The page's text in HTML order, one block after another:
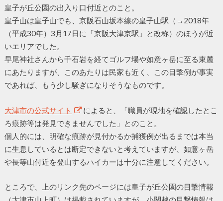
皇子が丘公園の出入り口付近とのこと。
皇子山は皇子山でも、京阪石山坂本線の皇子山駅（→2018年
（平成30年）3月17日に「京阪大津京駅」と改称）のほうが近
いエリアでした。
早尾神社さんから千石岩を経てゴルフ場や如意ヶ岳に至る東麓
にあたりますが、このあたりは民家も近く、この目撃例が事実
であれば、もう少し騒ぎになりそうなものです。
大津市の公式サイト
によると、「職員が現地を確認したとこ
ろ痕跡等は発見できませんでした」とのこと。
個人的には、明確な痕跡が見付かるか捕獲例が出るまでは本当
に生息しているとは断定できないと考えていますが、如意ヶ岳
や長等山付近を登山するハイカーは十分に注意してください。
ところで、上のリンク先のページには皇子が丘公園の目撃情報